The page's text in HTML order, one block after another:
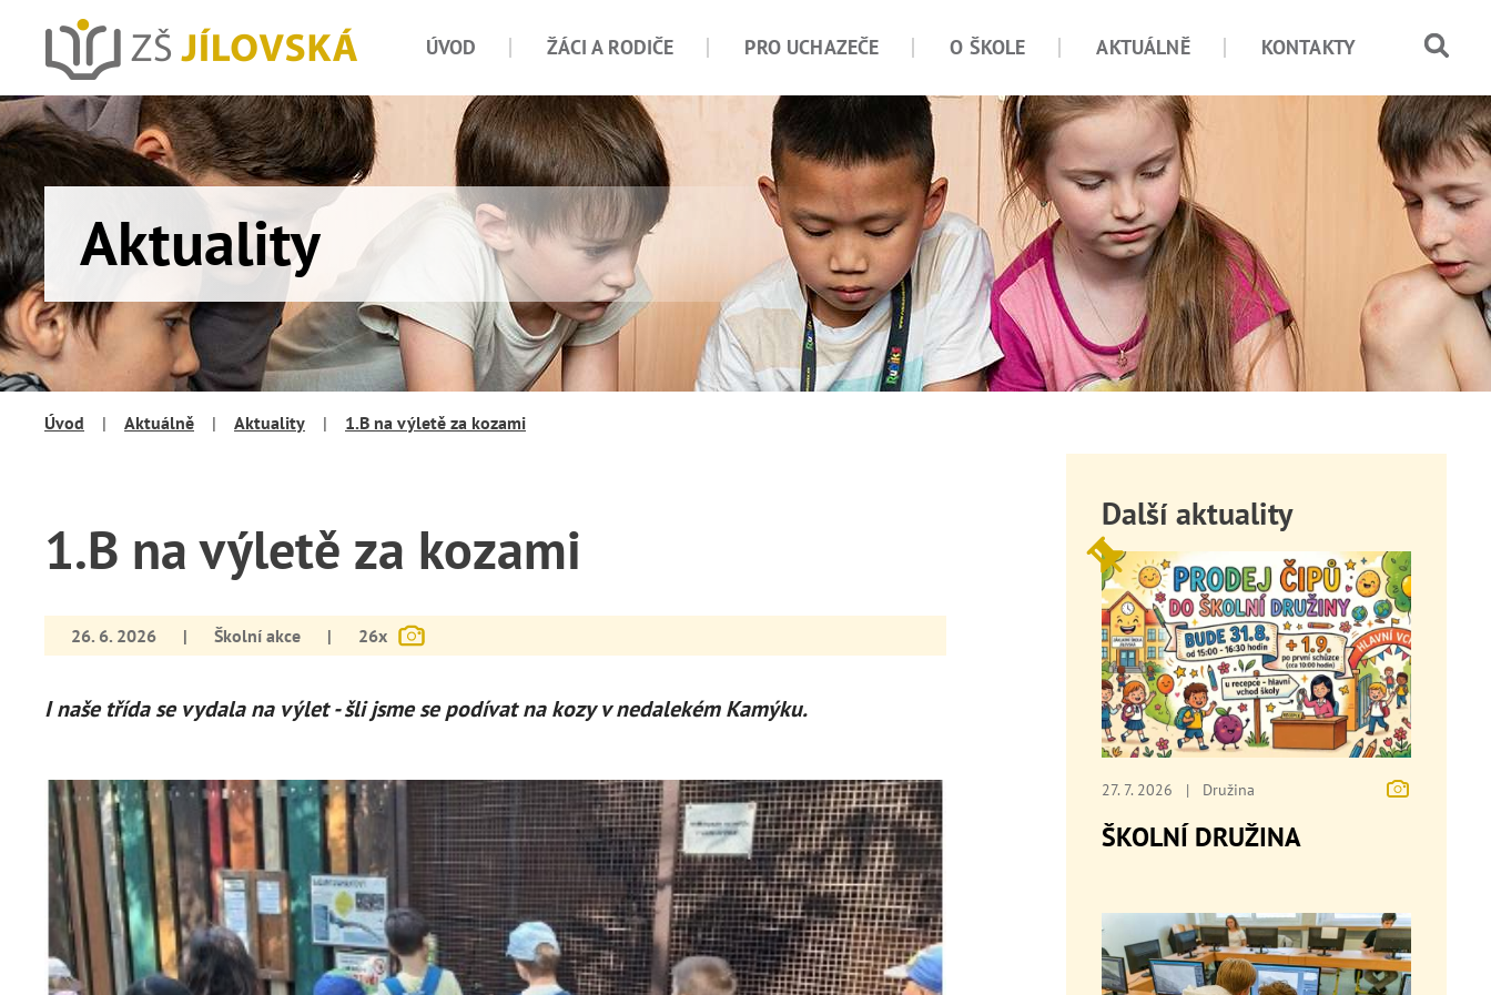
ÚVOD ŽÁCI A RODIČE PRO UCHAZEČE O ŠKOLE AKTUÁLNĚ KONTAKTY
Aktuality
Úvod | Aktuálně | Aktuality | 1.B na výletě za kozami
1.B na výletě za kozami
26. 6. 2026 | Školní akce | 26x
I naše třída se vydala na výlet - šli jsme se podívat na kozy v nedalekém Kamýku.
Další aktuality
27. 7. 2026 | Družina
ŠKOLNÍ DRUŽINA